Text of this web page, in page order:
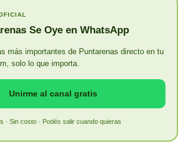
Se Oye en WhatsApp
más importantes de Puntarenas directo en tu
solo lo que importa.
Unirme al canal gratis
· Sin costo · Podés salir cuando quieras